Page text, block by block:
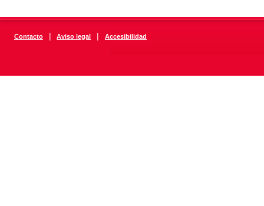
Contacto | Aviso legal | Accesibilidad